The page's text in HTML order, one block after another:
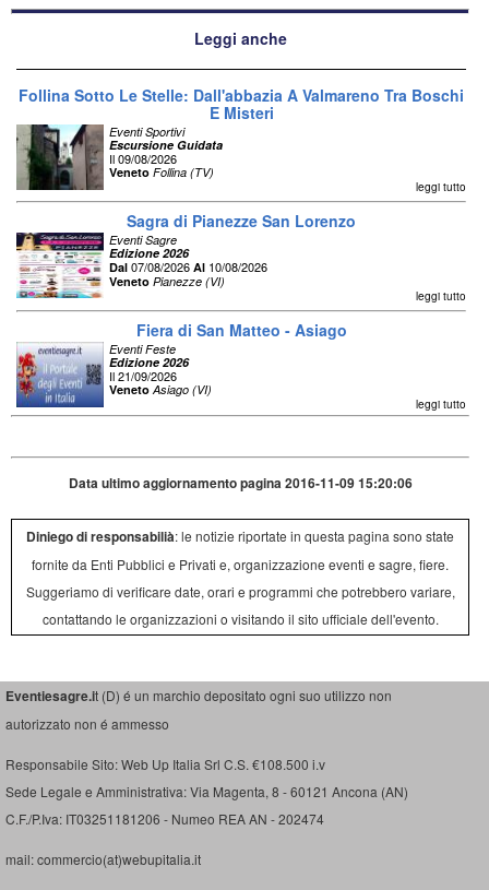
Leggi anche
Follina Sotto Le Stelle: Dall'abbazia A Valmareno Tra Boschi
E Misteri
Eventi Sportivi
Escursione Guidata
Il 09/08/2026
Veneto Follina (TV)
leggi tutto
Sagra di Pianezze San Lorenzo
Eventi Sagre
Edizione 2026
Dal 07/08/2026 Al 10/08/2026
Veneto Pianezze (VI)
leggi tutto
Fiera di San Matteo - Asiago
Eventi Feste
Edizione 2026
Il 21/09/2026
Veneto Asiago (VI)
leggi tutto
Data ultimo aggiornamento pagina 2016-11-09 15:20:06
Diniego di responsabilià: le notizie riportate in questa pagina sono state
fornite da Enti Pubblici e Privati e, organizzazione eventi e sagre, fiere.
Suggeriamo di verificare date, orari e programmi che potrebbero variare,
contattando le organizzazioni o visitando il sito ufficiale dell'evento.
Eventiesagre.it (D) é un marchio depositato ogni suo utilizzo non
autorizzato non é ammesso
Responsabile Sito: Web Up Italia Srl C.S. €108.500 i.v
Sede Legale e Amministrativa: Via Magenta, 8 - 60121 Ancona (AN)
C.F./P.Iva: IT03251181206 - Numeo REA AN - 202474
mail: commercio(at)webupitalia.it